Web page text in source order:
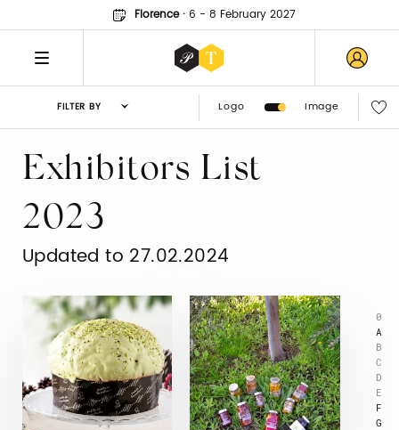
Florence· 6 - 8 February 2027
FILTER BY Logo Image
0
A
B
C
D
E
F
G
Exhibitors List
2023
Updated to 27.02.2024